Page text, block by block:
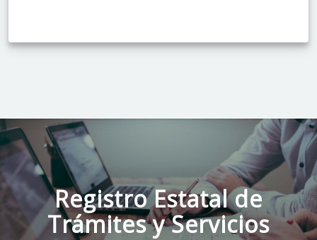
Registro Estatal de
Trámites y Servicios